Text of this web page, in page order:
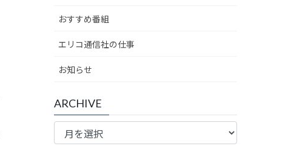
おすすめ番組
エリコ通信社の仕事
お知らせ
ARCHIVE
ARCHIVE